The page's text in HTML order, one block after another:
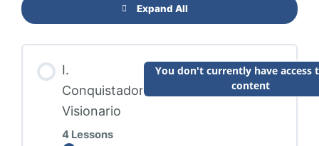
Expand All
Modules
I.
Conquistador
Visionario
4 Lessons
You don't currently have access
content